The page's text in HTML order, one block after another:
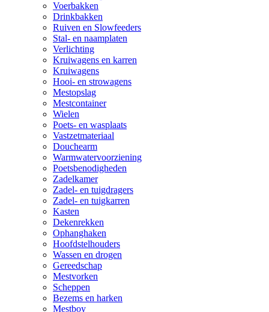
Voerbakken
Drinkbakken
Ruiven en Slowfeeders
Stal- en naamplaten
Verlichting
Kruiwagens en karren
Kruiwagens
Hooi- en strowagens
Mestopslag
Mestcontainer
Wielen
Poets- en wasplaats
Vastzetmateriaal
Douchearm
Warmwatervoorziening
Poetsbenodigheden
Zadelkamer
Zadel- en tuigdragers
Zadel- en tuigkarren
Kasten
Dekenrekken
Ophanghaken
Hoofdstelhouders
Wassen en drogen
Gereedschap
Mestvorken
Scheppen
Bezems en harken
Mestboy